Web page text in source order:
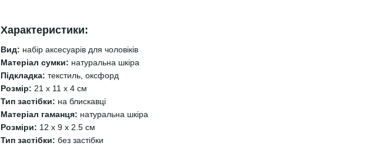
Характеристики:
Вид: набір аксесуарів для чоловіків
Матеріал сумки: натуральна шкіра
Підкладка: текстиль, оксфорд
Розмір: 21 х 11 х 4 см
Тип застібки: на блискавці
Матеріал гаманця: натуральна шкіра
Розміри: 12 х 9 х 2.5 см
Тип застібки: без застібки